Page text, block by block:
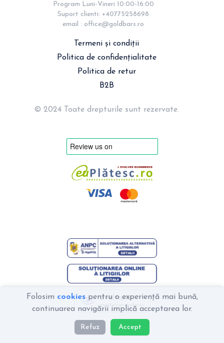
Program Luni-Vineri 10:00-16:00
Suport clienti: +40775258698
email : office@goldbars.ro
Termeni și condiții
Politica de confidențialitate
Politica de retur
B2B
© 2024 Toate drepturile sunt rezervate.
zvelta.ro
partener tehnic
Folosim cookies pentru o experiență mai bună,
continuarea navigării implică acceptarea lor.
Refuz Accept